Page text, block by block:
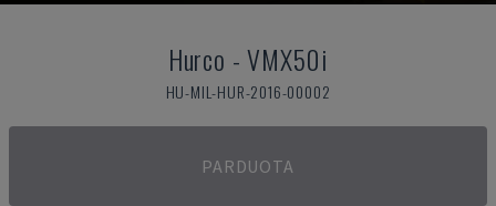
Hurco -VMX50i
HU-MIL-HUR-2016-00002
PARDUOTA